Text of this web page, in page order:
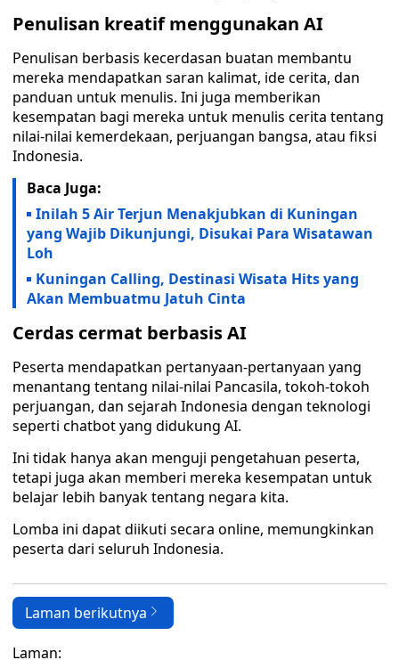
Penulisan kreatif menggunakan AI
Penulisan berbasis kecerdasan buatan membantu
mereka mendapatkan saran kalimat, ide cerita, dan
panduan untuk menulis. Ini juga memberikan
kesempatan bagi mereka untuk menulis cerita tentang
nilai-nilai kemerdekaan, perjuangan bangsa, atau fiksi
Indonesia.
Baca Juga:
Inilah 5 Air Terjun Menakjubkan di Kuningan
yang Wajib Dikunjungi, Disukai Para Wisatawan
Loh
Kuningan Calling, Destinasi Wisata Hits yang
Akan Membuatmu Jatuh Cinta
Cerdas cermat berbasis AI
Peserta mendapatkan pertanyaan-pertanyaan yang
menantang tentang nilai-nilai Pancasila, tokoh-tokoh
perjuangan, dan sejarah Indonesia dengan teknologi
seperti chatbot yang didukung AI.
Ini tidak hanya akan menguji pengetahuan peserta,
tetapi juga akan memberi mereka kesempatan untuk
belajar lebih banyak tentang negara kita.
Lomba ini dapat diikuti secara online, memungkinkan
peserta dari seluruh Indonesia.
Laman berikutnya
Laman: